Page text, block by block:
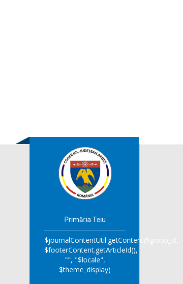
Primăria Teiu
$journalContentUtil.getContent($group_id,
$footerContent.getArticleId(),
"", "$locale",
$theme_display)